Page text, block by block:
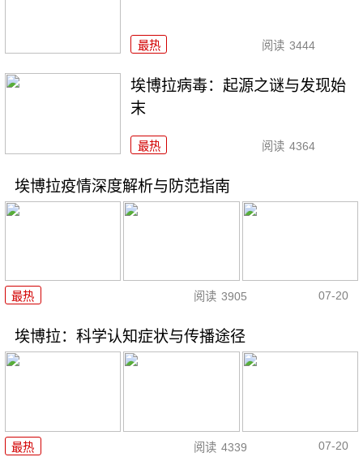
最热 阅读 3444
埃博拉病毒：起源之谜与发现始
末
最热 阅读 4364
埃博拉疫情深度解析与防范指南
最热 阅读 3905 07-20
埃博拉：科学认知症状与传播途径
最热 阅读 4339 07-20